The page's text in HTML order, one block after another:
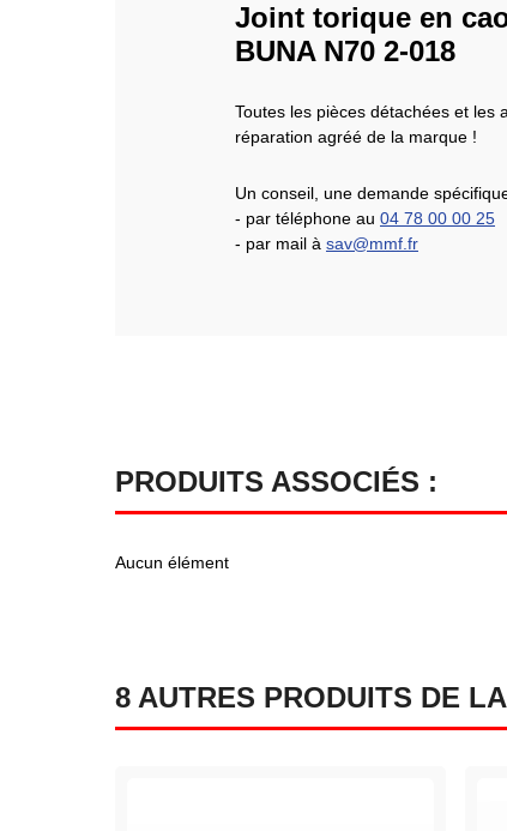
Joint torique en
BUNA N70 2-018
Toutes les pièces détachées et les
réparation agréé de la marque !
Un conseil, une demande
- par téléphone au 04 78 00 00 25
- par mail à sav@mmf.fr
PRODUITS ASSOCIÉS :
Aucun élément
8 AUTRES PRODUITS DE